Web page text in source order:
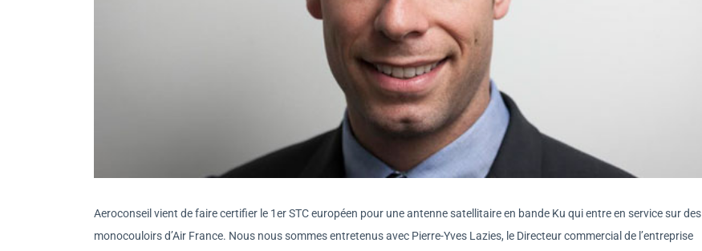
Aeroconseil vient de faire certifier le 1er STC européen pour une antenne satellitaire en bande Ku qui entre en service sur des
monocouloirs d’Air France. Nous nous sommes entretenus avec Pierre-Yves Lazies, le Directeur commercial de l’entreprise